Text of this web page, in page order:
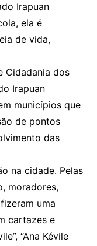
Irapuan
ela é
de vida,
Cidadania dos
Irapuan
municípios que
de pontos
das
na cidade. Pelas
moradores,
uma
cartazes e
“Ana Kévile